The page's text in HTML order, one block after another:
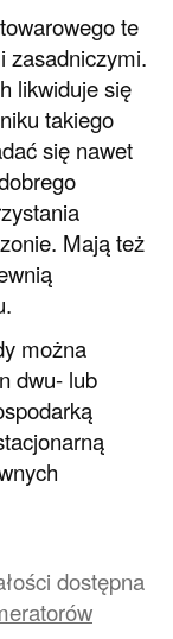
te
zasadniczymi.
likwiduje się
takiego
się nawet
Mają też
można
dwu- lub
dostępna